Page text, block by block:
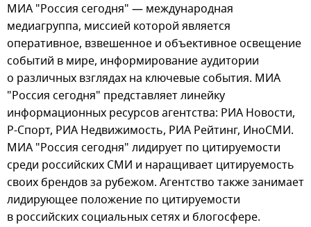
МИА "Россия сегодня" — международная
медиагруппа, миссией которой является
оперативное, взвешенное и объективное освещение
событий в мире, информирование аудитории
о различных взглядах на ключевые события. МИА
"Россия сегодня" представляет линейку
информационных ресурсов агентства: РИА Новости,
Р-Спорт, РИА Недвижимость, РИА Рейтинг, ИноСМИ.
МИА "Россия сегодня" лидирует по цитируемости
среди российских СМИ и наращивает цитируемость
своих брендов за рубежом. Агентство также занимает
лидирующее положение по цитируемости
в российских социальных сетях и блогосфере.